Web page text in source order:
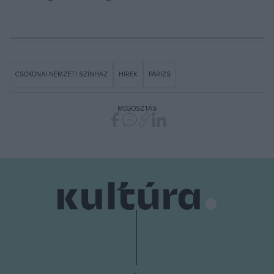
CSOKONAI NEMZETI SZÍNHÁZ HÍREK PÁRIZS
MEGOSZTÁS